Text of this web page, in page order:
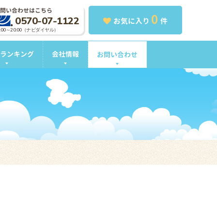
お気に入り 0 件
い合わせはこちら
0570-07-1122
～20:00（ナビダイヤル）
ンキング 会社情報 お問い合わせ